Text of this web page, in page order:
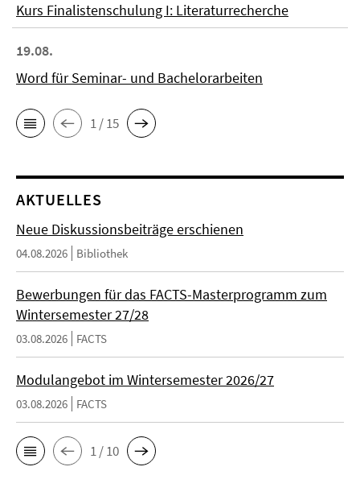
Kurs Finalistenschulung I: Literaturrecherche
19.08.
Word für Seminar- und Bachelorarbeiten
1 / 15
AKTUELLES
Neue Diskussionsbeiträge erschienen
04.08.2026 Bibliothek
Bewerbungen für das FACTS-Masterprogramm zum
Wintersemester 27/28
03.08.2026 FACTS
Modulangebot im Wintersemester 2026/27
03.08.2026 FACTS
1 / 10